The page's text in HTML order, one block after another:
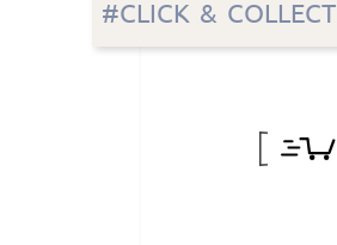
#CLICK & COLLECT